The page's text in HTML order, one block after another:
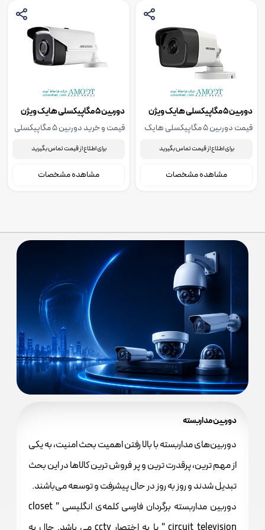
دوربین 5 مگاپیکسلی هایک ویژن
مدل DS-2CE16H0T-ITF
قیمت دوربین 5 مگاپیکسلی هایک
جهت استعلام قیمت دوربین 5
2CE16H0T-ITF با ما تماس بگیرید.
برای اطلاع از قیمت تماس بگیرید
مشاهده مشخصات
دوربین 5 مگاپیکسلی هایک ویژن
مدل DS-2CE16H0T-IT1F
قیمت و خرید دوربین 5 مگاپیکسلی
2CE16H0T-IT1F با ما تماس بگیرید.
برای اطلاع از قیمت تماس بگیرید
مشاهده مشخصات
دوربین مداربسته
دوربین‌های مداربسته با بالا رفتن اهمیت بحث امنیت، به یکی
از مهم ترین، پرقدرت ترین و پر فروش ترین کالاها در این بحث
تبدیل شدند و روز به روز در حال پیشرفت و توسعه می‌باشند.
دوربین مداربسته برگردان فارسی کلمه‌ی انگلیسی " closet